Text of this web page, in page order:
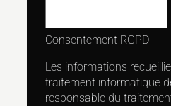
Consentement RGPD
Les informations
traitement informatique
responsable du